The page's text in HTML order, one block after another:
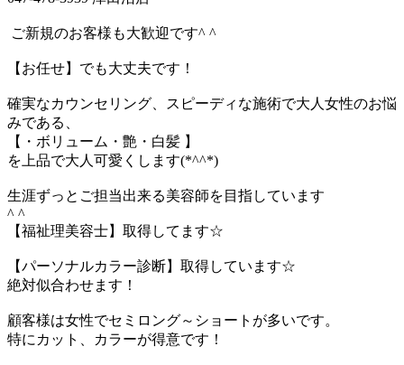
ご新規のお客様も大歓迎です^ ^
【お任せ】でも大丈夫です！
確実なカウンセリング、スピーディな施術で大人女性のお悩
みである、
【・ボリューム・艶・白髪 】
を上品で大人可愛くします(*^^*)
生涯ずっとご担当出来る美容師を目指しています
^ ^
【福祉理美容士】取得してます☆
【パーソナルカラー診断】取得しています☆
絶対似合わせます！
顧客様は女性でセミロング～ショートが多いです。
特にカット、カラーが得意です！